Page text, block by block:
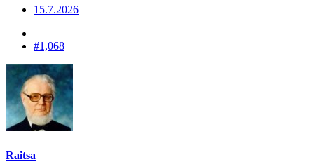
15.7.2026
#1,068
Raitsa